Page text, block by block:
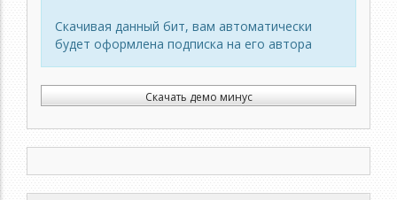
Скачивая данный бит, вам автоматически
будет оформлена подписка на его автора
Скачать демо минус